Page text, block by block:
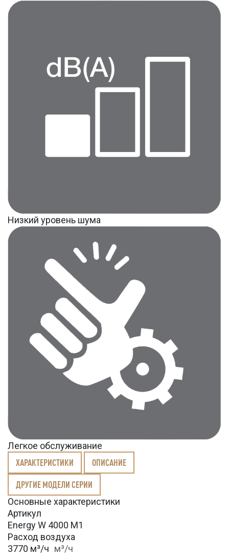
Низкий уровень шума
Легкое обслуживание
ХАРАКТЕРИСТИКИ ОПИСАНИЕ
ДРУГИЕ МОДЕЛИ СЕРИИ
Основные характеристики
Артикул
Energy W 4000 M1
Расход воздуха
3770 м³/ч м³/ч